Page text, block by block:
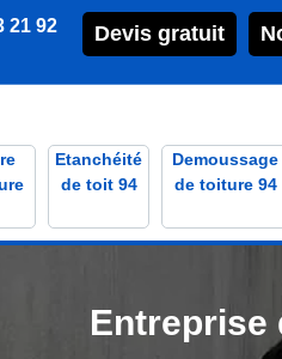
Devis gratuit
21 92
Etanchéité
de toit 94
Demoussage
de toiture 94
Entreprise